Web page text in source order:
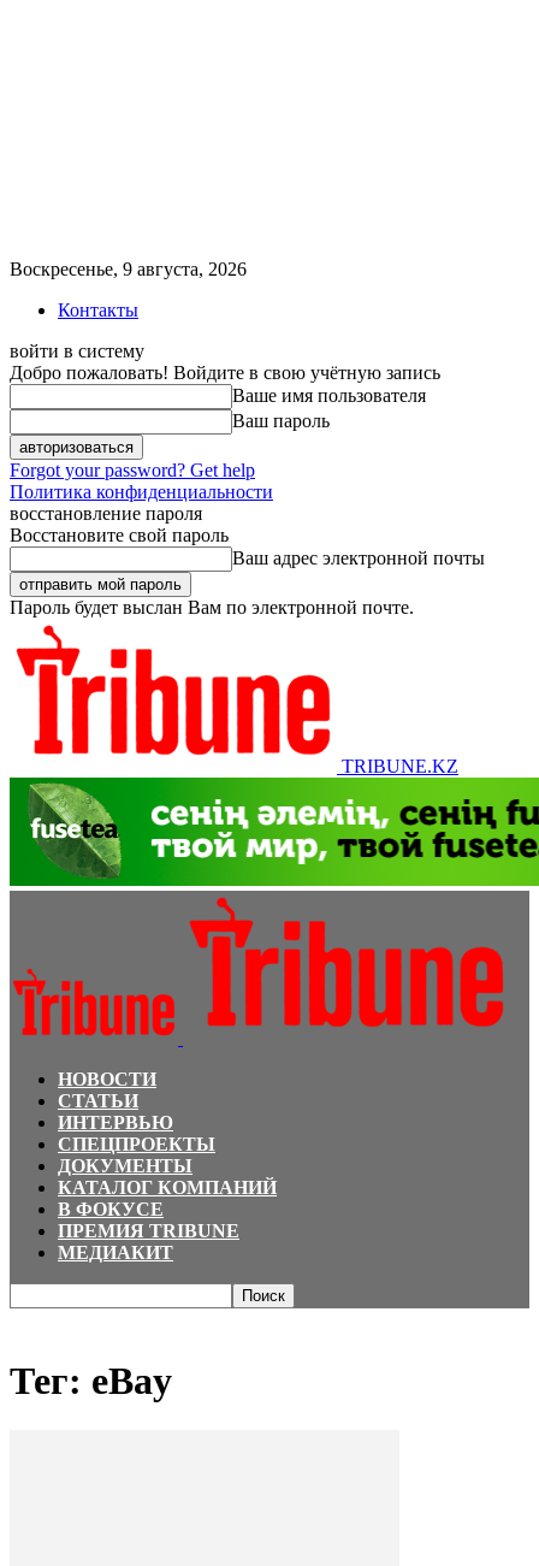
Воскресенье, 9 августа, 2026
Контакты
войти в систему
Добро пожаловать! Войдите в свою учётную запись
Ваше имя пользователя
Ваш пароль
Forgot your password? Get help
Политика конфиденциальности
восстановление пароля
Восстановите свой пароль
Ваш адрес электронной почты
Пароль будет выслан Вам по электронной почте.
TRIBUNE.KZ
НОВОСТИ
СТАТЬИ
ИНТЕРВЬЮ
СПЕЦПРОЕКТЫ
ДОКУМЕНТЫ
КАТАЛОГ КОМПАНИЙ
В ФОКУСЕ
ПРЕМИЯ TRIBUNE
МЕДИАКИТ
Тег: eBay